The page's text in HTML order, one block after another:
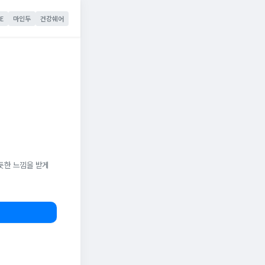
마인두 건강쉐어
한 느낌을 받게